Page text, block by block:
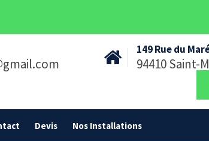
149 Rue du
94410 Saint-
Devis Nos Installations